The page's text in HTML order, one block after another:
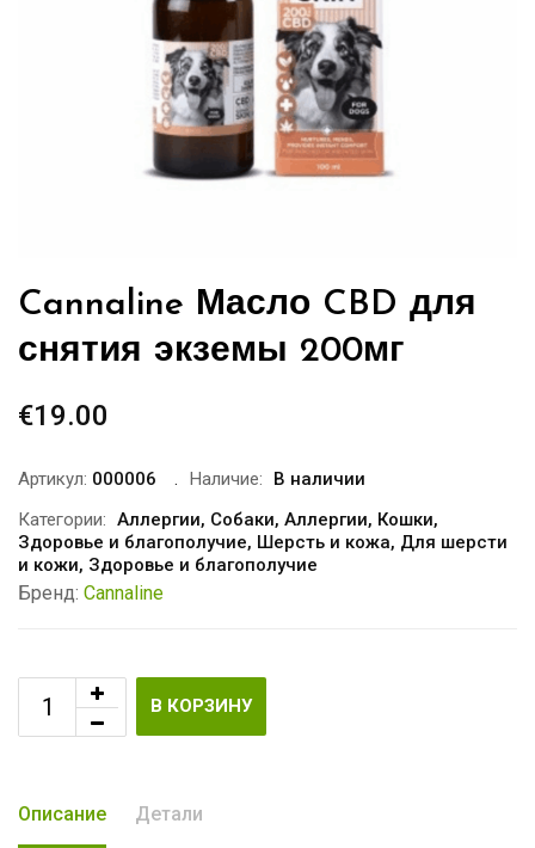
Cannaline Масло CBD для
снятия экземы 200мг
€19.00
Артикул: 000006 Наличие:
В наличии
Категории: Аллергии, Собаки, Аллергии, Кошки,
Здоровье и благополучие, Шерсть и кожа, Для шерсти
и кожи, Здоровье и благополучие
Бренд: Cannaline
В КОРЗИНУ
Описание Детали